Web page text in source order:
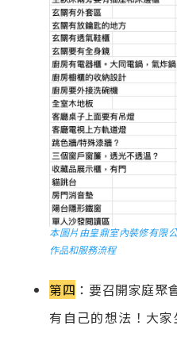
本圖片由皇鼎室內裝修有限
作品和服務流程
第四 ：要召開家庭聚
有自己的想法！大